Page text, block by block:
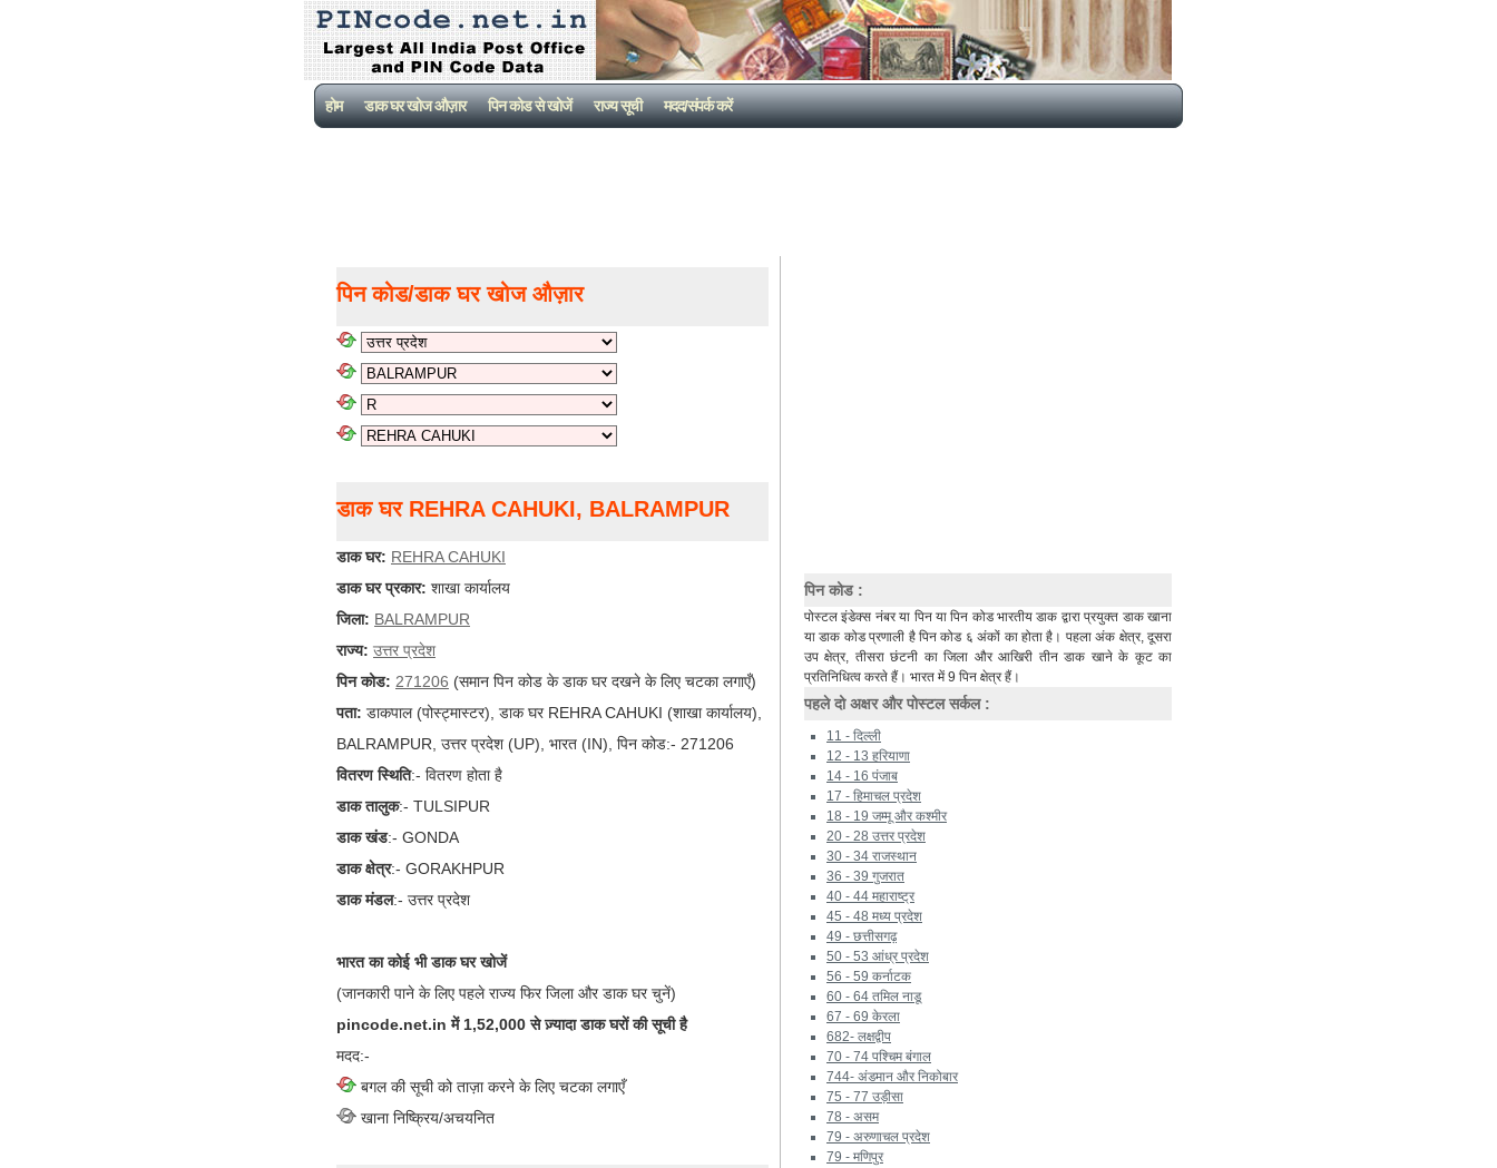
होम डाक घर खोज औज़ार पिन कोड से खोजें राज्य सूची मदद/संपर्क करें
पिन कोड/डाक घर खोज औज़ार
डाक घर REHRA CAHUKI, BALRAMPUR
डाक घर: REHRA CAHUKI
डाक घर प्रकार: शाखा कार्यालय
जिला: BALRAMPUR
राज्य: उत्तर प्रदेश
पिन कोड: 271206 (समान पिन कोड के डाक घर दखने के लिए चटका लगाएँ)
पता: डाकपाल (पोस्ट्मास्टर), डाक घर REHRA CAHUKI (शाखा कार्यालय),
BALRAMPUR, उत्तर प्रदेश (UP), भारत (IN), पिन कोड:- 271206
वितरण स्थिति:- वितरण होता है
डाक तालुक:- TULSIPUR
डाक खंड:- GONDA
डाक क्षेत्र:- GORAKHPUR
डाक मंडल:- उत्तर प्रदेश
भारत का कोई भी डाक घर खोजें
(जानकारी पाने के लिए पहले राज्य फिर जिला और डाक घर चुनें)
pincode.net.in में 1,52,000 से ज़्यादा डाक घरों की सूची है
मदद:-
बगल की सूची को ताज़ा करने के लिए चटका लगाएँ
खाना निष्क्रिय/अचयनित
पिन कोड :
पोस्टल इंडेक्स नंबर या पिन या पिन कोड भारतीय डाक द्वारा प्रयुक्त डाक खाना
या डाक कोड प्रणाली है पिन कोड ६ अंकों का होता है। पहला अंक क्षेत्र, दूसरा
उप क्षेत्र, तीसरा छंटनी का जिला और आखिरी तीन डाक खाने के कूट का
प्रतिनिधित्व करते हैं। भारत में 9 पिन क्षेत्र हैं।
पहले दो अक्षर और पोस्टल सर्कल :
11 - दिल्ली
12 - 13 हरियाणा
14 - 16 पंजाब
17 - हिमाचल प्रदेश
18 - 19 जम्मू और कश्मीर
20 - 28 उत्तर प्रदेश
30 - 34 राजस्थान
36 - 39 गुजरात
40 - 44 महाराष्ट्र
45 - 48 मध्य प्रदेश
49 - छत्तीसगढ़
50 - 53 आंध्र प्रदेश
56 - 59 कर्नाटक
60 - 64 तमिल नाडू
67 - 69 केरला
682- लक्षद्वीप
70 - 74 पश्चिम बंगाल
744- अंडमान और निकोबार
75 - 77 उड़ीसा
78 - असम
79 - अरुणाचल प्रदेश
79 - मणिपुर